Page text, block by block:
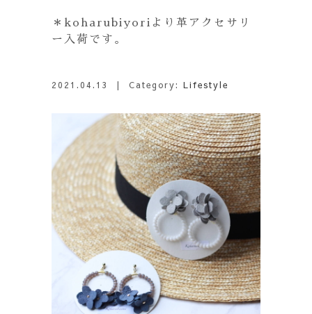
＊koharubiyoriより革アクセサリ
ー入荷です。
2021.04.13 | Category: Lifestyle